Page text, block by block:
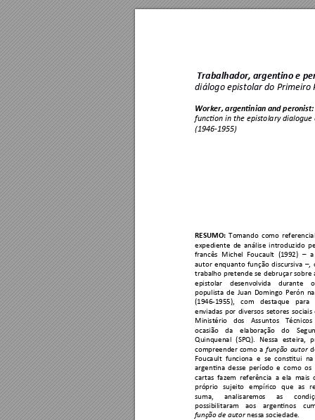
Trabalhador, argentino e
diálogo epistolar do Primeiro
Worker, argentinian and
function in the epistolary
(1946-1955)
RESUMO: Tomando como
expediente de análise introduzido
francês Michel Foucault (1992) –
autor enquanto função discursiva –,
trabalho pretende se debruçar sobre
epistolar
desenvolvida durante
populista de Juan Domingo Perón
(1946-1955),
com destaque
para
enviadas por diversos setores sociais
Ministério
dos Assuntos
Técnicos
ocasião
da elaboração do
Quinquenal (SPQ). Nessa esteira,
compreender como a função autor
Foucault funciona e se constitui na
argentina desse período e como os
cartas fazem referência a ela mais
próprio sujeito empírico que as
suma,
analisaremos as
possibilitaram
aos argentinos cu
função de autor nessa sociedade.